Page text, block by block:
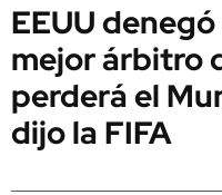
EEUU
mejor árbitro
perderá el
dijo la FIFA